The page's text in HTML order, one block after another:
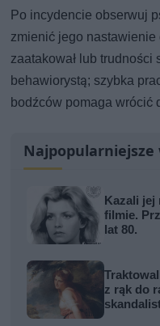
Po incydencie obserwuj
zmienić jego
zaatakował lub trudności
behawiorystą; szybka
bodźców pomaga wrócić
Kazali jej
filmie.
lat 80.
z rąk do